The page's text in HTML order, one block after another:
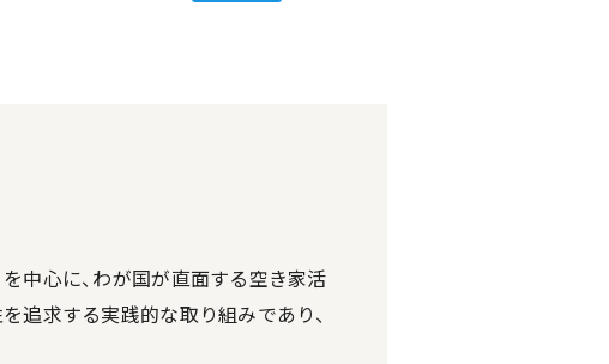
中心に、わが国が直面する空き家活
追求する実践的な取り組みであり、